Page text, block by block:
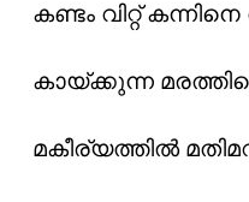
കണ്ടം വിറ്റ്
കായ്ക്കുന്ന
മകീര്യത്തിൽ